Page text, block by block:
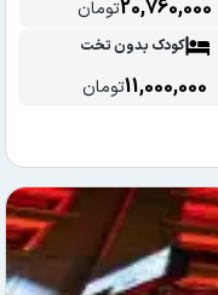
20,760,000تومان
کودک بدون تخت
11,000,000تومان